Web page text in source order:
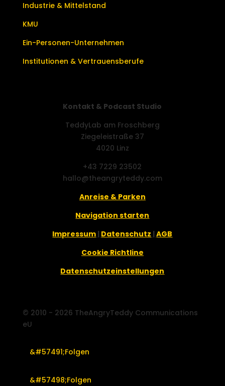
Industrie & Mittelstand
KMU
Ein-Personen-Unternehmen
Institutionen & Vertrauensberufe
Kontakt & Podcast Studio
TeddyLab am Froschberg
Ziegeleistraße 37
4020 Linz
+43 7229 23502
hallo@theangryteddy.com
Anreise & Parken
Navigation starten
Impressum | Datenschutz |AGB
Cookie Richtline
Datenschutzeinstellungen
© 2010 - 2026 TheAngryTeddy Communications
eU
Folgen
Folgen